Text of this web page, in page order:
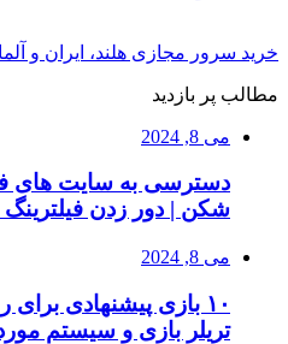
خرید سرور مجازی هلند، ایران و
مطالب پر بازدید
می 8, 2024
دسترسی به سایت های
شکن | دور زدن
می 8, 2024
تریلر بازی و سیستم مورد